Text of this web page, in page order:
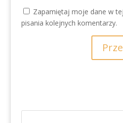
Zapamiętaj moje dane w
pisania kolejnych komentarzy.